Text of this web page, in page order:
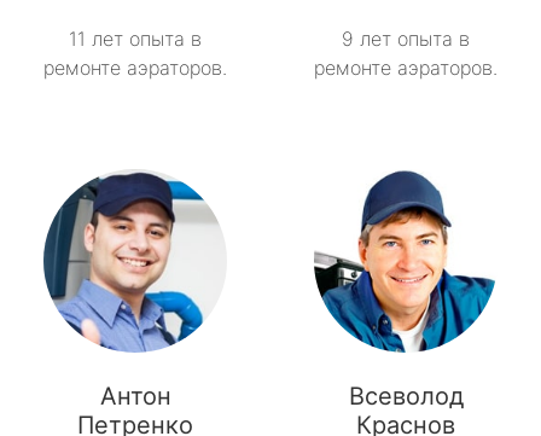
11 лет опыта в
ремонте аэраторов.
9 лет опыта в
ремонте аэраторов.
Антон
Петренко
Всеволод
Краснов